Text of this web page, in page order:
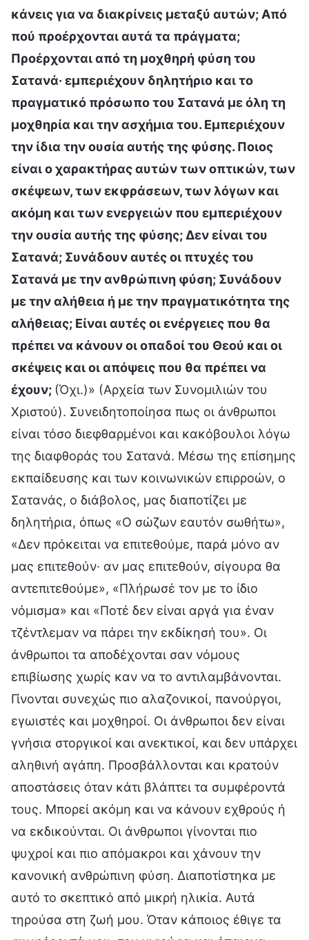
κάνεις για να διακρίνεις μεταξύ αυτών; Από
πού προέρχονται αυτά τα πράγματα;
Προέρχονται από τη μοχθηρή φύση του
Σατανά· εμπεριέχουν δηλητήριο και το
πραγματικό πρόσωπο του Σατανά με όλη τη
μοχθηρία και την ασχήμια του. Εμπεριέχουν
την ίδια την ουσία αυτής της φύσης. Ποιος
είναι ο χαρακτήρας αυτών των οπτικών, των
σκέψεων, των εκφράσεων, των λόγων και
ακόμη και των ενεργειών που εμπεριέχουν
την ουσία αυτής της φύσης; Δεν είναι του
Σατανά; Συνάδουν αυτές οι πτυχές του
Σατανά με την ανθρώπινη φύση; Συνάδουν
με την αλήθεια ή με την πραγματικότητα της
αλήθειας; Είναι αυτές οι ενέργειες που θα
πρέπει να κάνουν οι οπαδοί του Θεού και οι
σκέψεις και οι απόψεις που θα πρέπει να
έχουν; (Όχι.)» (Αρχεία των Συνομιλιών του
Χριστού). Συνειδητοποίησα πως οι άνθρωποι
είναι τόσο διεφθαρμένοι και κακόβουλοι λόγω
της διαφθοράς του Σατανά. Μέσω της επίσημης
εκπαίδευσης και των κοινωνικών επιρροών, ο
Σατανάς, ο διάβολος, μας διαποτίζει με
δηλητήρια, όπως «Ο σώζων εαυτόν σωθήτω»,
«Δεν πρόκειται να επιτεθούμε, παρά μόνο αν
μας επιτεθούν· αν μας επιτεθούν, σίγουρα θα
αντεπιτεθούμε», «Πλήρωσέ τον με το ίδιο
νόμισμα» και «Ποτέ δεν είναι αργά για έναν
τζέντλεμαν να πάρει την εκδίκησή του». Οι
άνθρωποι τα αποδέχονται σαν νόμους
επιβίωσης χωρίς καν να το αντιλαμβάνονται.
Γίνονται συνεχώς πιο αλαζονικοί, πανούργοι,
εγωιστές και μοχθηροί. Οι άνθρωποι δεν είναι
γνήσια στοργικοί και ανεκτικοί, και δεν υπάρχει
αληθινή αγάπη. Προσβάλλονται και κρατούν
αποστάσεις όταν κάτι βλάπτει τα συμφέροντά
τους. Μπορεί ακόμη και να κάνουν εχθρούς ή
να εκδικούνται. Οι άνθρωποι γίνονται πιο
ψυχροί και πιο απόμακροι και χάνουν την
κανονική ανθρώπινη φύση. Διαποτίστηκα με
αυτό το σκεπτικό από μικρή ηλικία. Αυτά
τηρούσα στη ζωή μου. Όταν κάποιος έθιγε τα